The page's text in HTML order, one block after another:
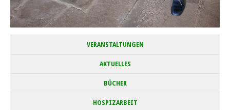
VERANSTALTUNGEN
AKTUELLES
BÜCHER
HOSPIZARBEIT